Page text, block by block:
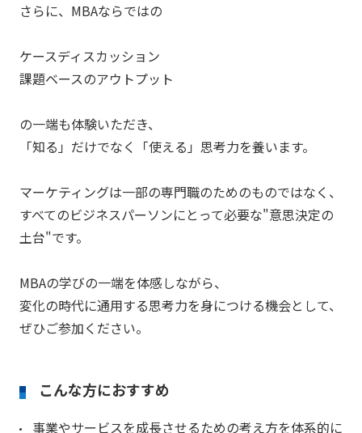
さらに、MBAならではの
ケースディスカッション
課題ベースのアウトプット
の一端も体験いただき、
「知る」だけでなく「使える」思考力を養います。
マーケティングは一部の専門職のためのものではなく、
すべてのビジネスパーソンにとって必要な"意思決定の
土台"です。
MBAの学びの一端を体感しながら、
変化の時代に通用する思考力を身につける機会として、
ぜひご参加ください。
こんな方におすすめ
事業やサービスを成長させるための考え方を体系的に